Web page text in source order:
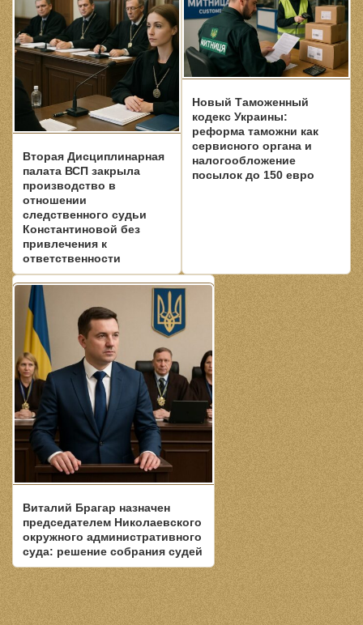
Вторая Дисциплинарная
палата ВСП закрыла
производство в
отношении
следственного судьи
Константиновой без
привлечения к
ответственности
Новый Таможенный
кодекс Украины:
реформа таможни как
сервисного органа и
налогообложение
посылок до 150 евро
Виталий Брагар назначен
председателем Николаевского
окружного административного
суда: решение собрания судей